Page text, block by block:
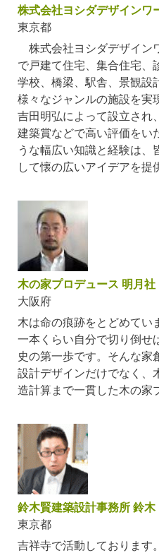
株式会社ヨシダデザインワ
東京都
株式会社ヨシダデザイン
で戸建て住宅、集合住宅、
学校、橋梁、駅舎、景観設
様々なジャンルの施設を実
吉田明弘によって設立され
建築賞などで高い評価をい
うな幅広い知識と経験は
して懐の広いアイデアを提
木の家プロデュース 明月社
大阪府
木は命の痕跡をとどめてい
一本くらい自分で切り倒せ
史の第一歩です。そんな家
設計デザインだけでなく、
造計算まで一貫した木の家
鈴木賢建築設計事務所 鈴
東京都
吉祥寺で活動しております